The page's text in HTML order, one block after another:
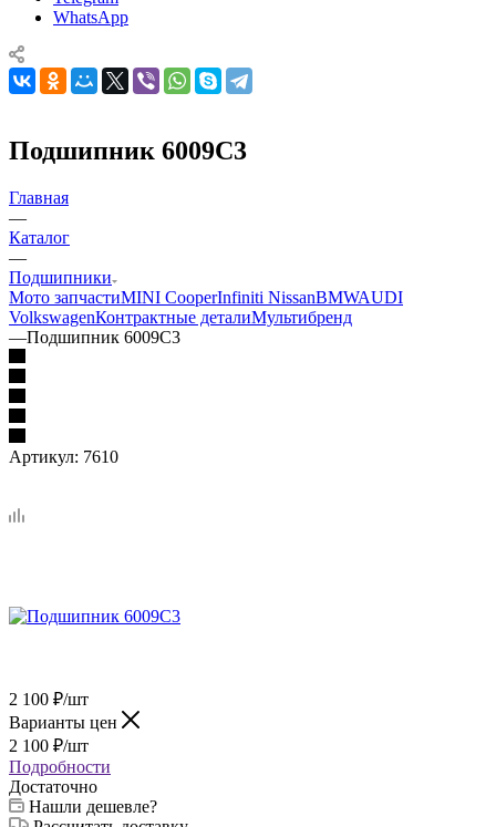
WhatsApp
Подшипник 6009C3
Главная
—
Каталог
—
Подшипники
Мото запчастиMINI CooperInfiniti NissanBMWAUDI
VolkswagenКонтрактные деталиМультибренд
—Подшипник 6009C3
Артикул: 7610
2 100 ₽/шт
Варианты цен
2 100 ₽/шт
Подробности
Достаточно
Нашли дешевле?